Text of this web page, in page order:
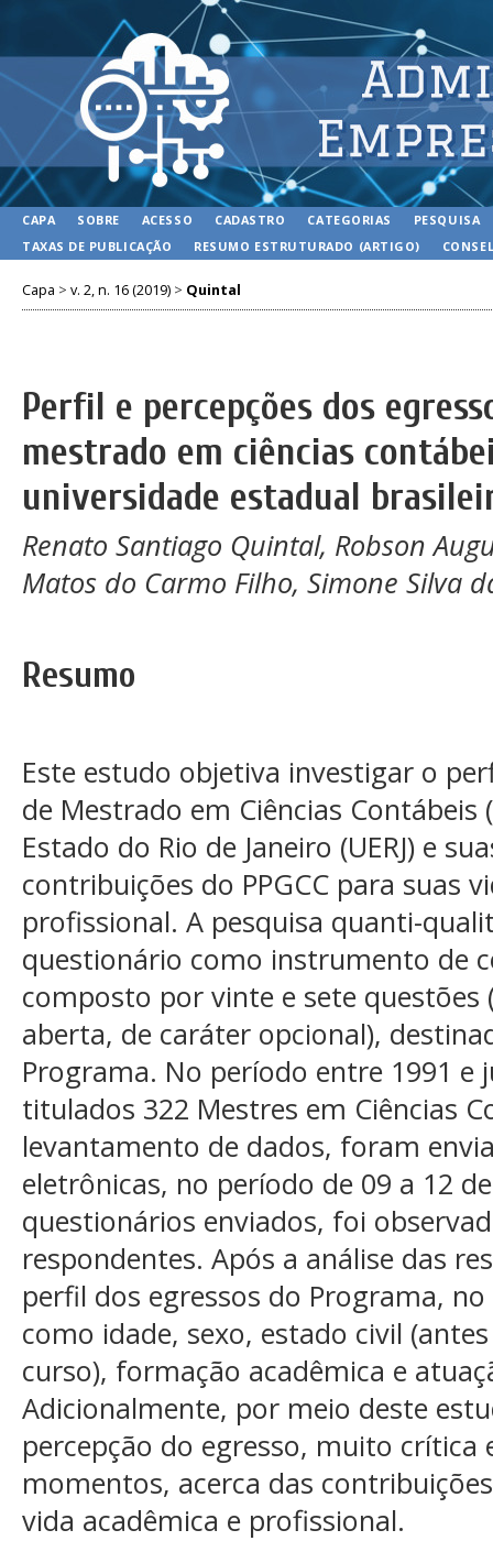
CAPA SOBRE ACESSO CADASTRO CATEGORIAS
PESQUISA
TAXAS DE PUBLICAÇÃO
RESUMO ESTRUTURADO (ARTIGO)
Capa > v. 2, n. 16 (2019) > Quintal
Perfil e percepções dos
mestrado em ciências
universidade estadual
Renato Santiago Quintal, Robson
Matos do Carmo Filho, Simone Silva
Resumo
Este estudo objetiva investigar o
de Mestrado em Ciências Contábeis
Estado do Rio de Janeiro (UERJ) e
contribuições do PPGCC para suas
profissional. A pesquisa quanti-
questionário como instrumento de
composto por vinte e sete questões
aberta, de caráter opcional),
Programa. No período entre 1991 e
titulados 322 Mestres em Ciências
levantamento de dados, foram
eletrônicas, no período de 09 a 12
questionários enviados, foi
respondentes. Após a análise das
perfil dos egressos do Programa,
como idade, sexo, estado civil
curso), formação acadêmica e
Adicionalmente, por meio deste
percepção do egresso, muito crítica
momentos, acerca das
vida acadêmica e profissional.